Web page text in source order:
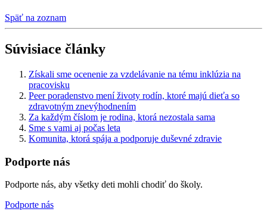
Späť na zoznam
Súvisiace články
Získali sme ocenenie za vzdelávanie na tému inklúzia na
pracovisku
Peer poradenstvo mení životy rodín, ktoré majú dieťa so
zdravotným znevýhodnením
Za každým číslom je rodina, ktorá nezostala sama
Sme s vami aj počas leta
Komunita, ktorá spája a podporuje duševné zdravie
Podporte nás
Podporte nás, aby všetky deti mohli chodiť do školy.
Podporte nás